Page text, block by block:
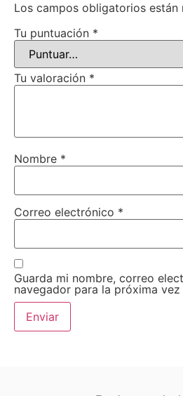
Los campos obligatorios están
Tu puntuación *
Tu valoración *
Nombre *
Correo electrónico *
Guarda mi nombre, correo
navegador para la próxima